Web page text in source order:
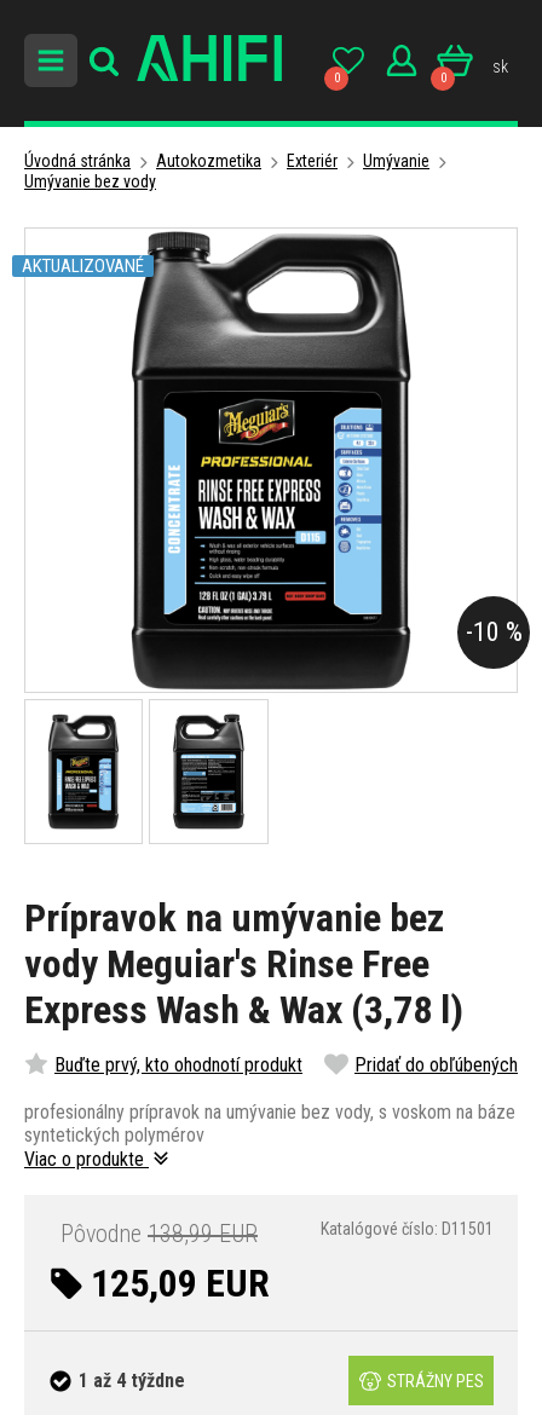
0 0
sk
Úvodná stránka Autokozmetika Exteriér
Umývanie
Umývanie bez vody
Prípravok na umývanie bez
vody Meguiar's Rinse Free
Express Wash & Wax (3,78 l)
Buďte prvý, kto ohodnotí produkt Pridať do obľúbených
profesionálny prípravok na umývanie bez vody, s voskom na báze
syntetických polymérov
Viac o produkte
Pôvodne 138,99 EUR
125,09 EUR
Katalógové číslo: D11501
1 až 4 týždne STRÁŽNY PES
-10 %
AKTUALIZOVANÉ